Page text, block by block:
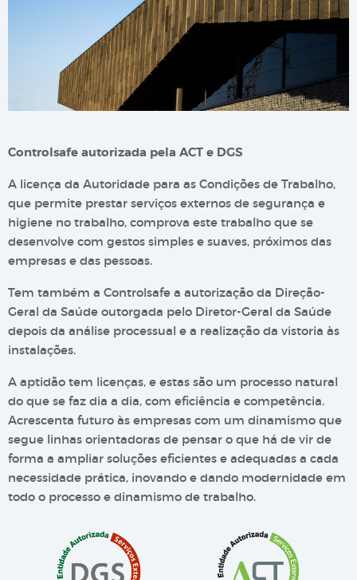
Controlsafe autorizada pela ACT e DGS
A licença da Autoridade para as Condições de Trabalho,
que permite prestar serviços externos de segurança e
higiene no trabalho, comprova este trabalho que se
desenvolve com gestos simples e suaves, próximos das
empresas e das pessoas.
Tem também a Controlsafe a autorização da Direção-
Geral da Saúde outorgada pelo Diretor-Geral da Saúde
depois da análise processual e a realização da vistoria às
instalações.
A aptidão tem licenças, e estas são um processo natural
do que se faz dia a dia, com eficiência e competência.
Acrescenta futuro às empresas com um dinamismo que
segue linhas orientadoras de pensar o que há de vir de
forma a ampliar soluções eficientes e adequadas a cada
necessidade prática, inovando e dando modernidade em
todo o processo e dinamismo de trabalho.